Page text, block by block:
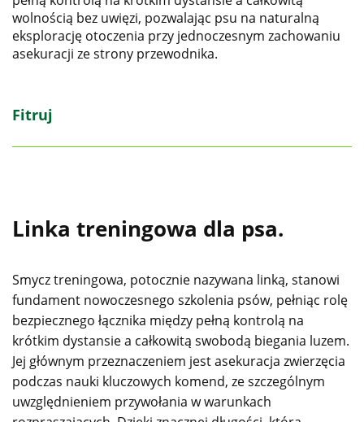
wolnością bez uwięzi, pozwalając psu na naturalną
eksplorację otoczenia przy jednoczesnym zachowaniu
asekuracji ze strony przewodnika.
Fitruj
Linka treningowa dla psa.
Smycz treningowa, potocznie nazywana linką, stanowi
fundament nowoczesnego szkolenia psów, pełniąc rolę
bezpiecznego łącznika między pełną kontrolą na
krótkim dystansie a całkowitą swobodą biegania luzem.
Jej głównym przeznaczeniem jest asekuracja zwierzęcia
podczas nauki kluczowych komend, ze szczególnym
uwzględnieniem przywołania w warunkach